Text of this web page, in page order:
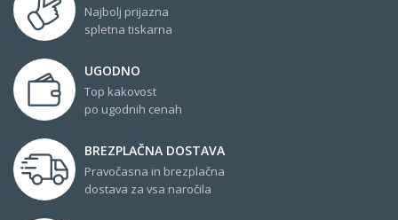
Najbolj prijazna
spletna tiskarna
UGODNO
Top kakovost
po ugodnih cenah
BREZPLAČNA DOSTAVA
Pravočasna in brezplačna
dostava za vsa naročila